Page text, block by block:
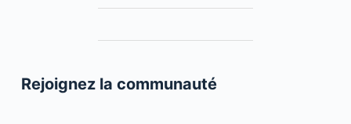
Rejoignez la communauté